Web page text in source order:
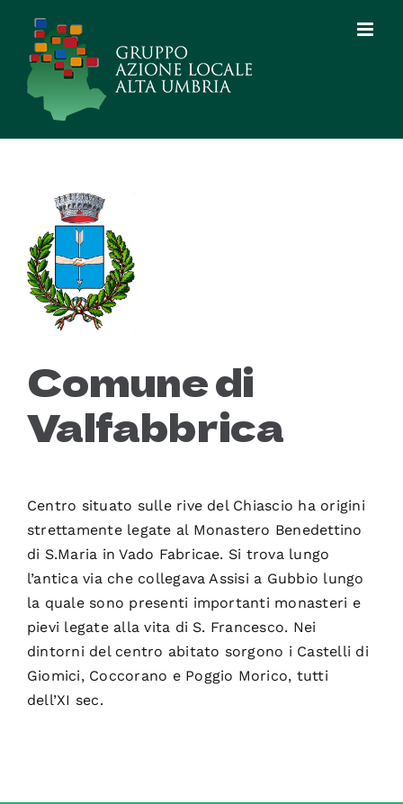
contenuto
Comune di
Valfabbrica
Centro situato sulle rive del Chiascio ha origini
strettamente legate al Monastero Benedettino
di S.Maria in Vado Fabricae. Si trova lungo
l’antica via che collegava Assisi a Gubbio lungo
la quale sono presenti importanti monasteri e
pievi legate alla vita di S. Francesco. Nei
dintorni del centro abitato sorgono i Castelli di
Giomici, Coccorano e Poggio Morico, tutti
dell’XI sec.